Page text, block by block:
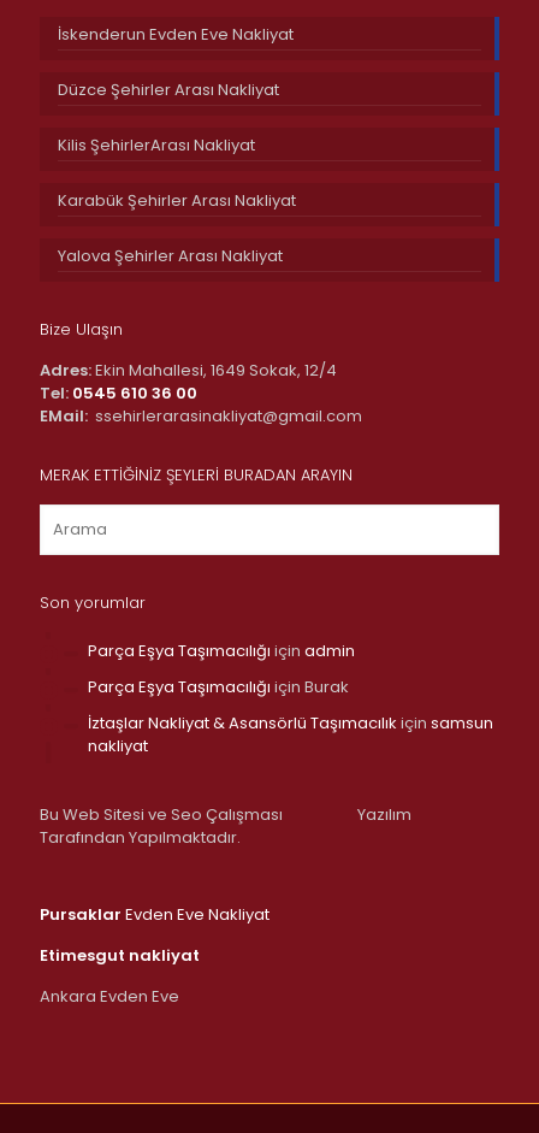
İskenderun Evden Eve Nakliyat
Düzce Şehirler Arası Nakliyat
Kilis ŞehirlerArası Nakliyat
Karabük Şehirler Arası Nakliyat
Yalova Şehirler Arası Nakliyat
Bize Ulaşın
Adres:Ekin Mahallesi, 1649 Sokak, 12/4
Tel: 0545 610 36 00
EMail: ssehirlerarasinakliyat@gmail.com
MERAK ETTİĞİNİZ ŞEYLERİ BURADAN ARAYIN
Son yorumlar
Parça Eşya Taşımacılığı için admin
Parça Eşya Taşımacılığı için Burak
İztaşlar Nakliyat & Asansörlü Taşımacılık için samsun
nakliyat
Bu Web Sitesi ve Seo Çalışması
Yazılım
Tarafından Yapılmaktadır.
Pursaklar Evden Eve Nakliyat
Etimesgut nakliyat
Ankara Evden Eve